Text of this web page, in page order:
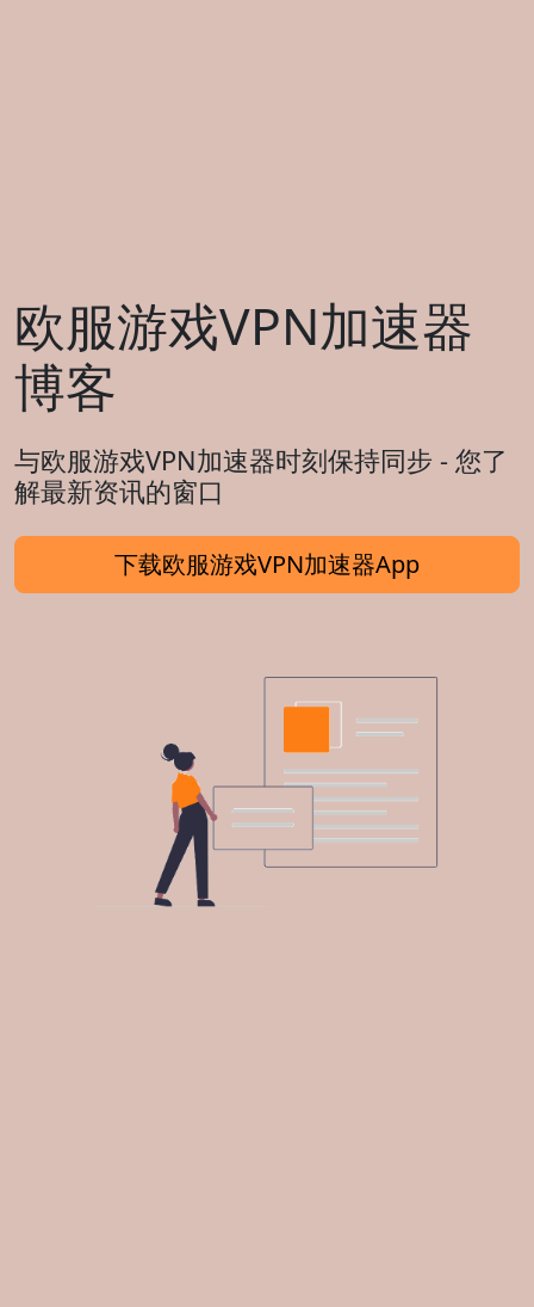
欧服游戏VPN加速器
博客
与欧服游戏VPN加速器时刻保持同步 - 您了
解最新资讯的窗口
下载欧服游戏VPN加速器App